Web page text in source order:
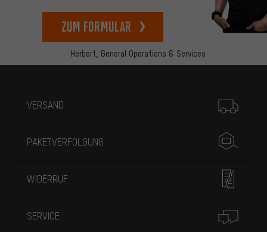
Herbert, General Operations & Services
zum Formular
VERSAND
PAKETVERFOLGUNG
WIDERRUF
SERVICE